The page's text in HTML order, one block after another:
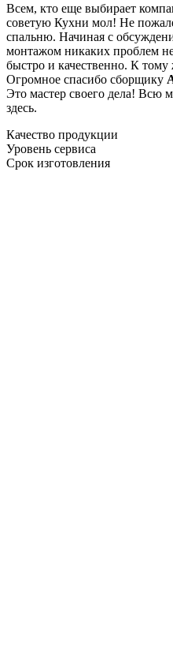
Всем, кто еще выбирает
советую Кухни мол! Не
спальню. Начиная с
монтажом никаких проблем
быстро и качественно. К
Огромное спасибо сборщику
Это мастер своего дела! Всю
здесь.
Качество продукции
Уровень сервиса
Срок изготовления